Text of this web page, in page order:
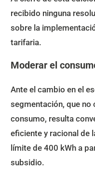
recibido ninguna
sobre la
tarifaria.
Moderar el
Ante el cambio en el
segmentación, que no
consumo, resulta
eficiente y racional de
límite de 400 kWh a
subsidio.